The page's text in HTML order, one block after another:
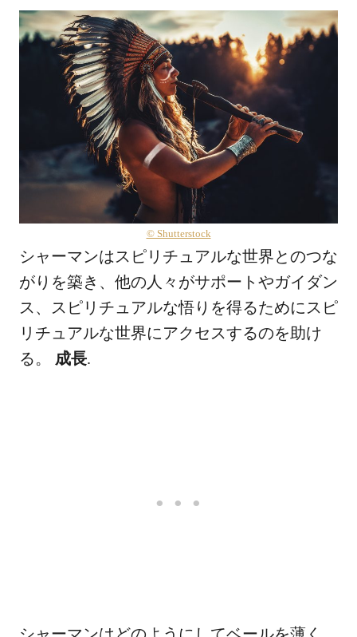
© Shutterstock
シャーマンはスピリチュアルな世界とのつな
がりを築き、他の人々がサポートやガイダン
ス、スピリチュアルな悟りを得るためにスピ
リチュアルな世界にアクセスするのを助け
る。 成長.